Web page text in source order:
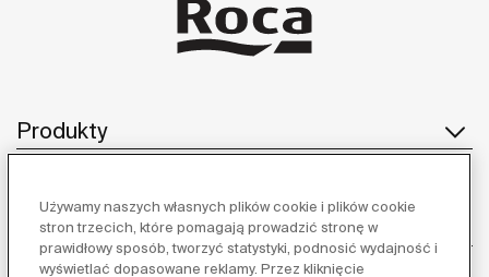
Produkty
Obsługa klienta
Używamy naszych własnych plików cookie i plików cookie
stron trzecich, które pomagają prowadzić stronę w
prawidłowy sposób, tworzyć statystyki, podnosić wydajność i
wyświetlać dopasowane reklamy. Przez kliknięcie